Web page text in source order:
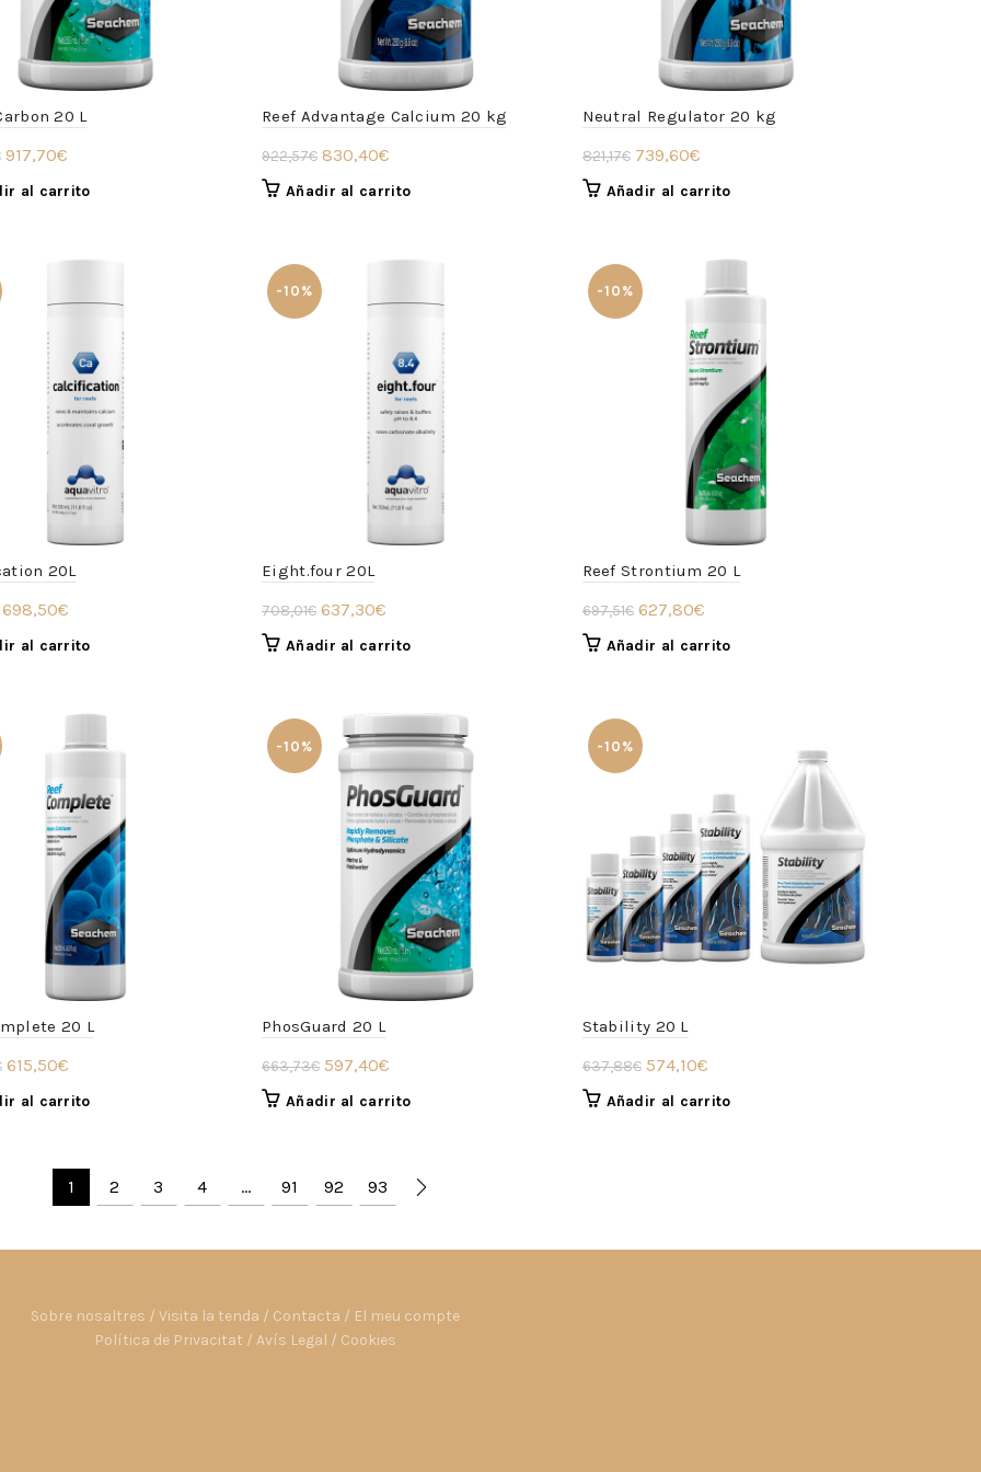
20 L
El
precio
1.019,62€.
917,70€El
precio
917,70€.
al carrito
Reef Advantage Calcium 20 kg
922,57€ El
precio
922,57€.
830,40€
precio
830,40€.
Añadir al carrito
Neutral Regulator 20 kg
821,17€ El
precio
739,60€El
precio
739,60€.
Añadir al carrito
20L
El
precio
755,72€.
698,50€El
precio
698,50€.
al carrito
-10%
Eight.four 20L
708,01€ El
precio
708,01€.
637,30€
precio
637,30€.
Añadir al carrito
-10%
Reef Strontium 20 L
697,51€ El
precio
627,80€El
precio
Añadir al carrito
20 L
El
precio
683,83€.
615,50€El
precio
615,50€.
al carrito
-10%
PhosGuard 20 L
663,73€ El
precio
597,40€
precio
Añadir al carrito
-10%
Stability 20 L
637,88€ El
precio
574,10€El
precio
Añadir al carrito
1 2 3 4 … 91 92 93
Sobre nosaltres / Visita la tenda / Contacta / El meu compte
Política de Privacitat / Avís Legal / Cookies